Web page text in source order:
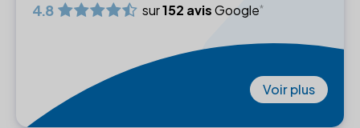
4.8 sur152 avisGoogle
Voir plus